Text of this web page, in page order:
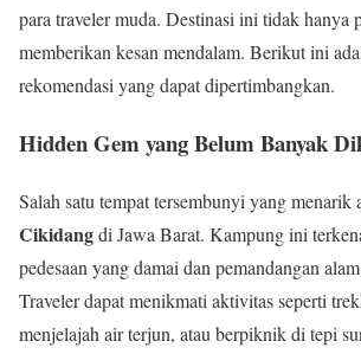
para traveler muda. Destinasi ini tidak hanya
memberikan kesan mendalam. Berikut ini
rekomendasi yang dapat dipertimbangkan.
Hidden Gem yang Belum Banyak
Salah satu tempat tersembunyi yang menarik
Cikidangdi Jawa Barat. Kampung ini
pedesaan yang damai dan pemandangan
Traveler dapat menikmati aktivitas seperti
menjelajah air terjun, atau berpiknik di tepi